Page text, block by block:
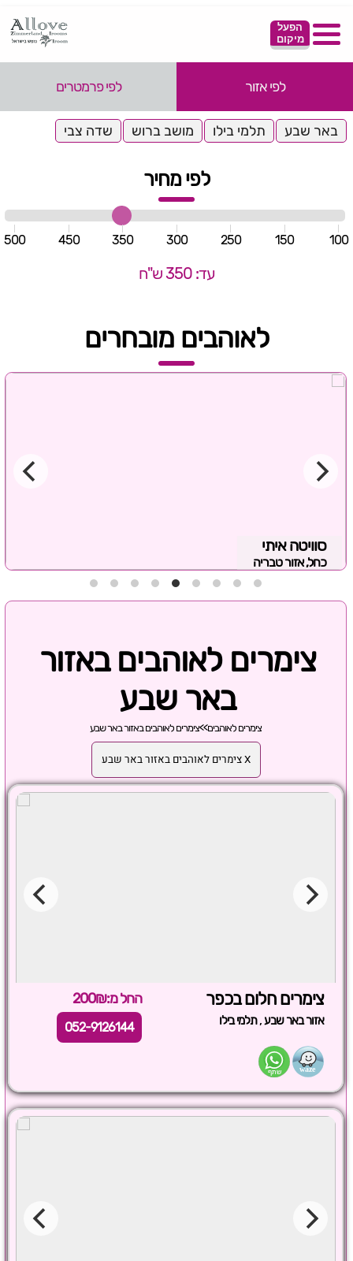
הפעל
מיקום
לפי אזור לפי פרמטרים
באר שבע תלמי בילו מושב ברוש שדה צבי
לפי מחיר
100
150
250
300
350
450
500
עד: 350 ש"ח
לאוהבים מובחרים
סוויטה איתי
כחל, אזור טבריה
צימרים לאוהבים באזור
באר שבע
צימרים לאוהבים>>צימרים לאוהבים באזור באר שבע
X צימרים לאוהבים באזור באר שבע
צימרים חלום בכפר החל מ:200₪
אזור באר שבע,תלמי בילו 052-9126144